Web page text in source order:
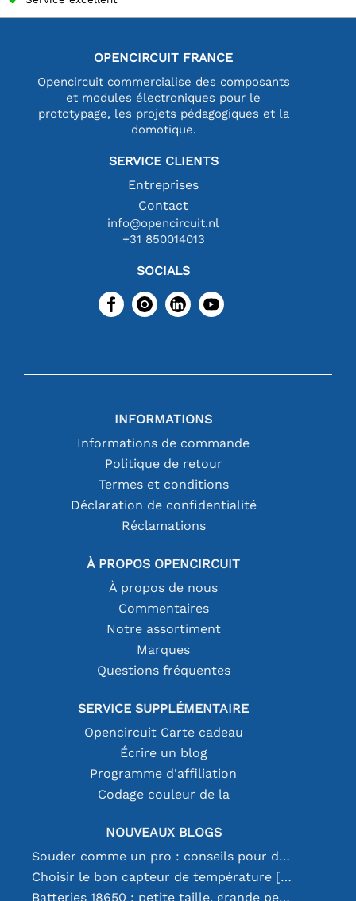
OPENCIRCUIT FRANCE
Opencircuit commercialise des composants
et modules électroniques pour le
prototypage, les projets pédagogiques et la
domotique.
SERVICE CLIENTS
Entreprises
Contact
info@opencircuit.nl
+31 850014013
SOCIALS
INFORMATIONS
Informations de commande
Politique de retour
Termes et conditions
Déclaration de confidentialité
Réclamations
À PROPOS OPENCIRCUIT
À propos de nous
Commentaires
Notre assortiment
Marques
Questions fréquentes
SERVICE SUPPLÉMENTAIRE
Opencircuit Carte cadeau
Écrire un blog
Programme d'affiliation
Codage couleur de la
NOUVEAUX BLOGS
Souder comme un pro : conseils pour des connexions électroniques parfaites
Choisir le bon capteur de température [youtube]
Batteries 18650 : petite taille, grande performance